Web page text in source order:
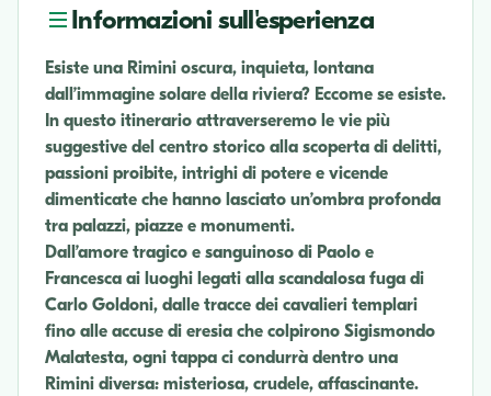
Informazioni sull'esperienza
Esiste una Rimini oscura, inquieta, lontana
dall’immagine solare della riviera? Eccome se esiste.
In questo itinerario attraverseremo le vie più
suggestive del centro storico alla scoperta di delitti,
passioni proibite, intrighi di potere e vicende
dimenticate che hanno lasciato un’ombra profonda
tra palazzi, piazze e monumenti.
Dall’amore tragico e sanguinoso di Paolo e
Francesca ai luoghi legati alla scandalosa fuga di
Carlo Goldoni, dalle tracce dei cavalieri templari
fino alle accuse di eresia che colpirono Sigismondo
Malatesta, ogni tappa ci condurrà dentro una
Rimini diversa: misteriosa, crudele, affascinante.